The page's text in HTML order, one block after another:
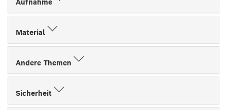
Aufnahme
Material
Andere Themen
Sicherheit